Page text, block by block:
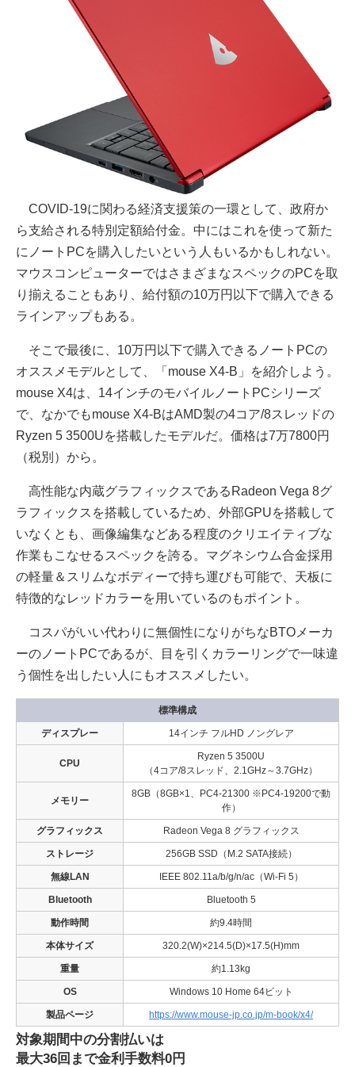
COVID-19に関わる経済支援策の一環として、政府か
ら支給される特別定額給付金。中にはこれを使って新た
にノートPCを購入したいという人もいるかもしれない。
マウスコンピューターではさまざまなスペックのPCを取
り揃えることもあり、給付額の10万円以下で購入できる
ラインアップもある。
そこで最後に、10万円以下で購入できるノートPCの
オススメモデルとして、「mouse X4-B」を紹介しよう。
mouse X4は、14インチのモバイルノートPCシリーズ
で、なかでもmouse X4-BはAMD製の4コア/8スレッドの
Ryzen 5 3500Uを搭載したモデルだ。価格は7万7800円
（税別）から。
高性能な内蔵グラフィックスであるRadeon Vega 8グ
ラフィックスを搭載しているため、外部GPUを搭載して
いなくとも、画像編集などある程度のクリエイティブな
作業もこなせるスペックを誇る。マグネシウム合金採用
の軽量＆スリムなボディーで持ち運びも可能で、天板に
特徴的なレッドカラーを用いているのもポイント。
コスパがいい代わりに無個性になりがちなBTOメーカ
ーのノートPCであるが、目を引くカラーリングで一味違
う個性を出したい人にもオススメしたい。
標準構成
ディスプレー 14インチ フルHD ノングレア
CPU
Ryzen 5 3500U
（4コア/8スレッド、2.1GHz～3.7GHz）
メモリー
8GB（8GB×1、PC4-21300 ※PC4-19200で動
作）
グラフィックス Radeon Vega 8 グラフィックス
ストレージ 256GB SSD（M.2 SATA接続）
無線LAN IEEE 802.11a/b/g/n/ac（Wi-Fi 5）
Bluetooth Bluetooth 5
動作時間 約9.4時間
本体サイズ 320.2(W)×214.5(D)×17.5(H)mm
重量 約1.13kg
OS Windows 10 Home 64ビット
製品ページ https://www.mouse-jp.co.jp/m-book/x4/
対象期間中の分割払いは
最大36回まで金利手数料0円